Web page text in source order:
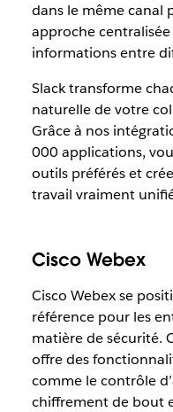
dans le même canal
approche
informations entre
Slack transforme
naturelle de votre
Grâce à nos
000 applications,
outils préférés et
travail vraiment
Cisco Webex
Cisco Webex se
référence pour les
matière de sécurité.
offre des
comme le contrôle
chiffrement de bout